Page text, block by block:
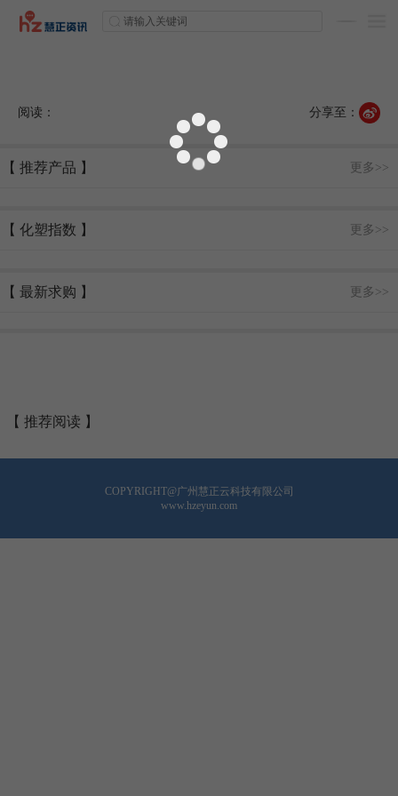
阅读： 分享至：
【 推荐产品 】 更多>>
【 化塑指数 】 更多>>
【 最新求购 】 更多>>
【 推荐阅读 】
COPYRIGHT@广州慧正云科技有限公司
www.hzeyun.com